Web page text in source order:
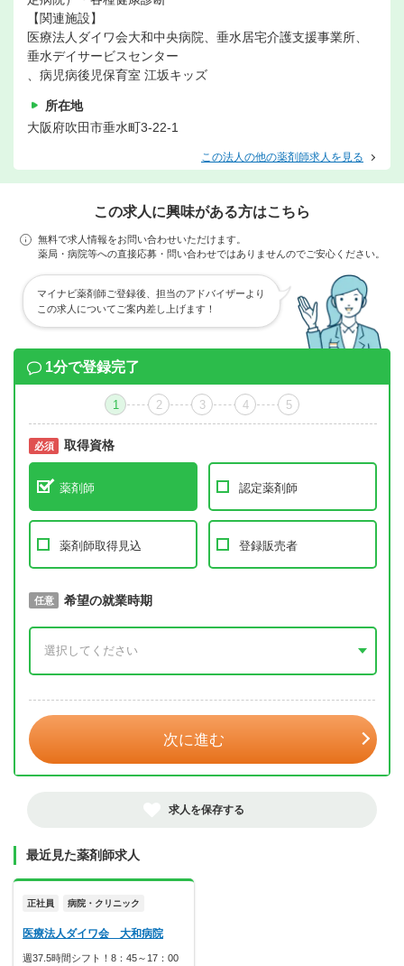
【関連施設】
医療法人ダイワ会大和中央病院、垂水居宅介護支援事業所、
垂水デイサービスセンター
、病児病後児保育室 江坂キッズ
所在地
大阪府吹田市垂水町3-22-1
この法人の他の薬剤師求人を見る
この求人に興味がある方はこちら
無料で求人情報をお問い合わせいただけます。
薬局・病院等への直接応募・問い合わせではありませんのでご安心ください。
マイナビ薬剤師ご登録後、担当のアドバイザーより
この求人についてご案内差し上げます！
1分で登録完了
1 2 3 4 5
必須 取得資格
薬剤師 認定薬剤師
薬剤師取得見込 登録販売者
必須 取得予定年
任意 希望の就業時期
次に進む
求人を保存する
最近見た薬剤師求人
正社員 病院・クリニック
医療法人ダイワ会 大和病院
週37.5時間シフト！8：45～17：00